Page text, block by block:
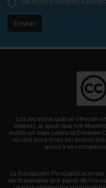
Enviar
Los recursos que se ofrecen
vídeos), al igual que los
publican bajo Licencia Creative
su uso para fines sin ánimo
autor y se
La Fundación
de materiales por parte de los